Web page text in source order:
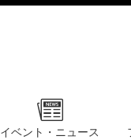
イベント・ニュース